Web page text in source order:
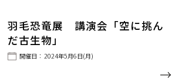
羽毛恐竜展 講演会「空に挑ん
だ古生物」
開催日： 2024年5月6日(月)